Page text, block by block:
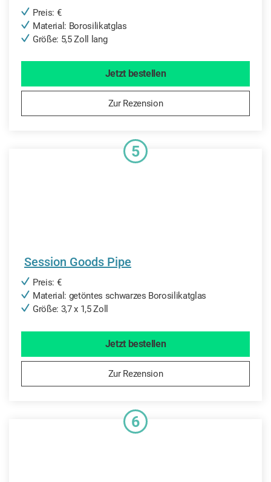
Preis: €
Material: Borosilikatglas
Größe: 5,5 Zoll lang
Jetzt bestellen
Zur Rezension
5
Session Goods Pipe
Preis: €
Material: getöntes schwarzes Borosilikatglas
Größe: 3,7 x 1,5 Zoll
Jetzt bestellen
Zur Rezension
6